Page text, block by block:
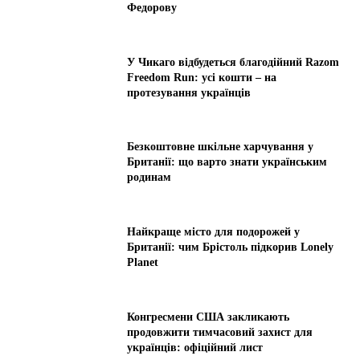
Федорову
У Чикаго відбудеться благодійний Razom
Freedom Run: усі кошти – на
протезування українців
Безкоштовне шкільне харчування у
Британії: що варто знати українським
родинам
Найкраще місто для подорожей у
Британії: чим Брістоль підкорив Lonely
Planet
Конгресмени США закликають
продовжити тимчасовий захист для
українців: офіційний лист